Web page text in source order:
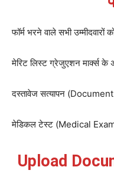
फॉर्म भरने वाले सभी उम्मीदवारों
मेरिट लिस्ट ग्रेजुएशन मार्क्स के
दस्तावेज सत्यापन
मेडिकल टेस्ट (Medical
Upload